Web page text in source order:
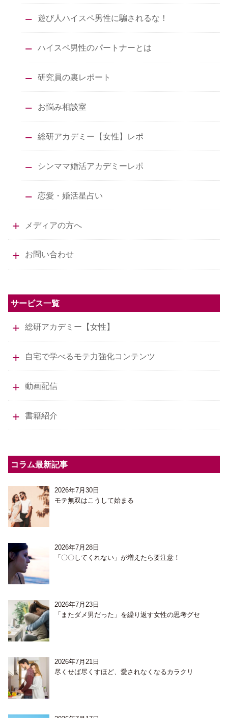
遊び人ハイスペ男性に騙されるな！
ハイスペ男性のパートナーとは
研究員の裏レポート
お悩み相談室
総研アカデミー【女性】レポ
シンママ婚活アカデミーレポ
恋愛・婚活星占い
メディアの方へ
お問い合わせ
サービス一覧
総研アカデミー【女性】
自宅で学べるモテ力強化コンテンツ
動画配信
書籍紹介
コラム最新記事
2026年7月30日
モテ無双はこうして始まる
2026年7月28日
「〇〇してくれない」が増えたら要注意！
2026年7月23日
「またダメ男だった」を繰り返す女性の思考グセ
2026年7月21日
尽くせば尽くすほど、愛されなくなるカラクリ